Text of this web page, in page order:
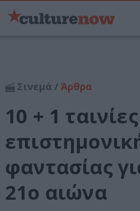
Σινεμά /Άρθρα
10 + 1 ταινίες
φαντασίας
21ο αιώνα